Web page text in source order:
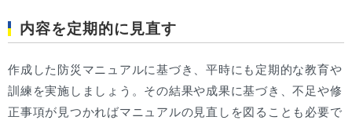
内容を定期的に見直す
作成した防災マニュアルに基づき、平時にも定期的な教育や
訓練を実施しましょう。その結果や成果に基づき、不足や修
正事項が見つかればマニュアルの見直しを図ることも必要で